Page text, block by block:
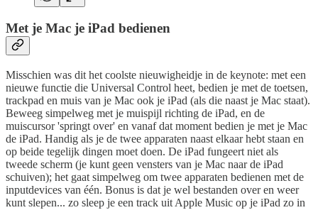
Met je Mac je iPad bedienen
Misschien was dit het coolste nieuwigheidje in de keynote: met een
nieuwe functie die Universal Control heet, bedien je met de toetsen,
trackpad en muis van je Mac ook je iPad (als die naast je Mac staat).
Beweeg simpelweg met je muispijl richting de iPad, en de
muiscursor 'springt over' en vanaf dat moment bedien je met je Mac
de iPad. Handig als je de twee apparaten naast elkaar hebt staan en
op beide tegelijk dingen moet doen. De iPad fungeert niet als
tweede scherm (je kunt geen vensters van je Mac naar de iPad
schuiven); het gaat simpelweg om twee apparaten bedienen met de
inputdevices van één. Bonus is dat je wel bestanden over en weer
kunt slepen... zo sleep je een track uit Apple Music op je iPad zo in